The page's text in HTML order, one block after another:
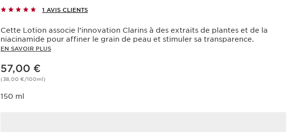
1 AVIS CLIENTS
Cette Lotion associe l’innovation Clarins à des extraits de plantes et de la
niacinamide pour affiner le grain de peau et stimuler sa transparence.
EN SAVOIR PLUS
Nouveau prix 57,00 €
57,00 €
(38,00 €/100ml)
150 ml